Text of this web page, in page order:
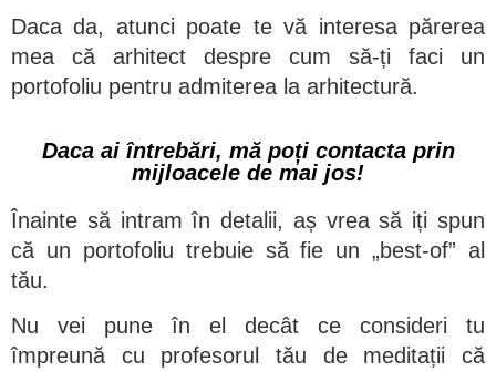
Daca da, atunci poate te vă interesa părerea
mea că arhitect despre cum să-ți faci un
portofoliu pentru admiterea la arhitectură.
Daca ai întrebări, mă poți contacta prin
mijloacele de mai jos!
Înainte să intram în detalii, aș vrea să iți spun
că un portofoliu trebuie să fie un „best-of” al
tău.
Nu vei pune în el decât ce consideri tu
împreună cu profesorul tău de meditații că